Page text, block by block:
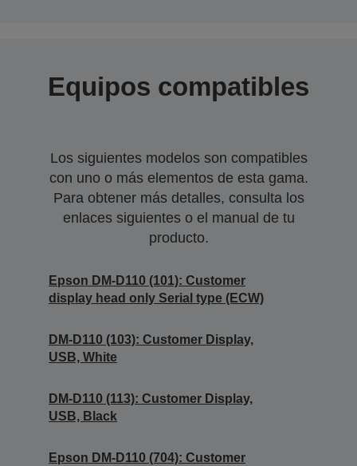
Equipos compatibles
Los siguientes modelos son compatibles
con uno o más elementos de esta gama.
Para obtener más detalles, consulta los
enlaces siguientes o el manual de tu
producto.
Epson DM-D110 (101): Customer
display head only Serial type (ECW)
DM-D110 (103): Customer Display,
USB, White
DM-D110 (113): Customer Display,
USB, Black
Epson DM-D110 (704): Customer